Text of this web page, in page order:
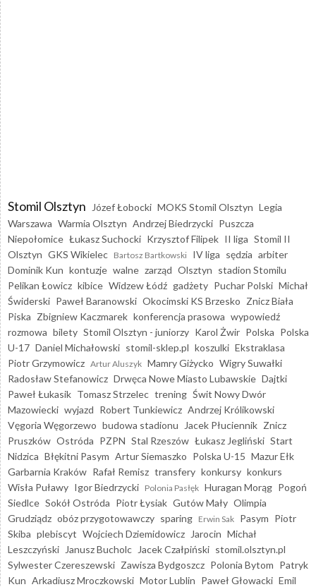
Stomil Olsztyn Józef Łobocki MOKS Stomil Olsztyn Legia
Warszawa Warmia Olsztyn Andrzej Biedrzycki Puszcza
Niepołomice Łukasz Suchocki Krzysztof Filipek II liga Stomil II
Olsztyn GKS Wikielec Bartosz Bartkowski IV liga sędzia arbiter
Dominik Kun kontuzje walne zarząd Olsztyn stadion Stomilu
Pelikan Łowicz kibice Widzew Łódź gadżety Puchar Polski Michał
Świderski Paweł Baranowski Okocimski KS Brzesko Znicz Biała
Piska Zbigniew Kaczmarek konferencja prasowa wypowiedź
rozmowa bilety Stomil Olsztyn - juniorzy Karol Żwir Polska Polska
U-17 Daniel Michałowski stomil-sklep.pl koszulki Ekstraklasa
Piotr Grzymowicz Artur Aluszyk Mamry Giżycko Wigry Suwałki
Radosław Stefanowicz Drwęca Nowe Miasto Lubawskie Dajtki
Paweł Łukasik Tomasz Strzelec trening Świt Nowy Dwór
Mazowiecki wyjazd Robert Tunkiewicz Andrzej Królikowski
Vęgoria Węgorzewo budowa stadionu Jacek Płuciennik Znicz
Pruszków Ostróda PZPN Stal Rzeszów Łukasz Jegliński Start
Nidzica Błękitni Pasym Artur Siemaszko Polska U-15 Mazur Ełk
Garbarnia Kraków Rafał Remisz transfery konkursy konkurs
Wisła Puławy Igor Biedrzycki Polonia Pasłęk Huragan Morąg Pogoń
Siedlce Sokół Ostróda Piotr Łysiak Gutów Mały Olimpia
Grudziądz obóz przygotowawczy sparing Erwin Sak Pasym Piotr
Skiba plebiscyt Wojciech Dziemidowicz Jarocin Michał
Leszczyński
Janusz Bucholc Jacek Czałpiński stomil.olsztyn.pl
Sylwester Czereszewski Zawisza Bydgoszcz Polonia Bytom Patryk
Kun Arkadiusz Mroczkowski Motor Lublin Paweł Głowacki Emil